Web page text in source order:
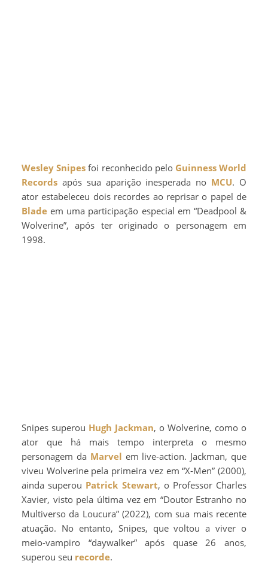
Wesley Snipes foi reconhecido pelo Guinness World
Records após sua aparição inesperada no MCU. O
ator estabeleceu dois recordes ao reprisar o papel de
Blade em uma participação especial em “Deadpool &
Wolverine”, após ter originado o personagem em
1998.
Snipes superou Hugh Jackman, o Wolverine, como o
ator que há mais tempo interpreta o mesmo
personagem da Marvel em live-action. Jackman, que
viveu Wolverine pela primeira vez em “X-Men” (2000),
ainda superou Patrick Stewart, o Professor Charles
Xavier, visto pela última vez em “Doutor Estranho no
Multiverso da Loucura” (2022), com sua mais recente
atuação. No entanto, Snipes, que voltou a viver o
meio-vampiro “daywalker” após quase 26 anos,
superou seu recorde.